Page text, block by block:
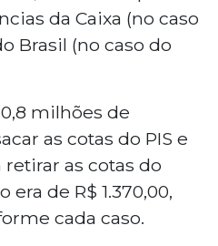
da Caixa (no caso
Brasil (no caso do
milhões de
as cotas do PIS e
as cotas do
era de R$ 1.370,00,
cada caso.